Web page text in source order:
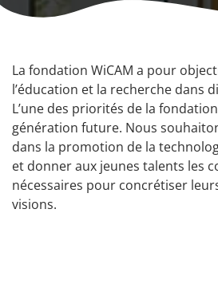
La fondation WiCAM a pour
l’éducation et la recherche dans
L’une des priorités de la
génération future. Nous
dans la promotion de la
et donner aux jeunes talents les
nécessaires pour concrétiser
visions.